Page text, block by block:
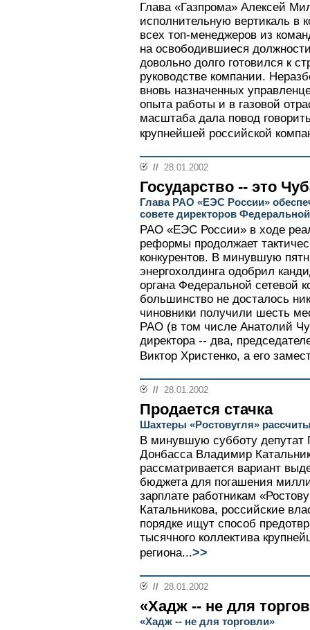
Глава «Газпрома» Алексей
исполнительную вертикаль в
всех топ-менеджеров из
на освободившиеся
довольно долго готовился к
руководстве компании.
вновь назначенных
опыта работы и в газовой
масштаба дала повод
крупнейшей российской
// 28.01.2002
Государство -- это
Глава РАО «ЕЭС России»
совете директоров
РАО «ЕЭС России» в ходе
реформы продолжает
конкурентов. В минувшую
энергохолдинга одобрил
органа Федеральной сетевой
большинство не досталось
чиновники получили шесть
РАО (в том числе Анатолий
директора -- два,
Виктор Христенко, а его
// 28.01.2002
Продается стачка
Шахтеры «Ростовугля»
В минувшую субботу депутат
Донбасса Владимир
рассматривается вариант
бюджета для погашения
зарплате работникам
Катальникова, российские
порядке ищут способ
тысячного коллектива
региона...>>
// 28.01.2002
«Хадж -- не для
«Хадж -- не для торговли»